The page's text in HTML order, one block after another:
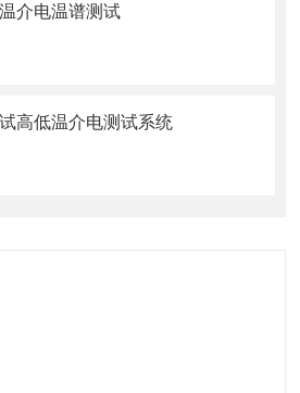
介电温谱测试
高低温介电测试系统